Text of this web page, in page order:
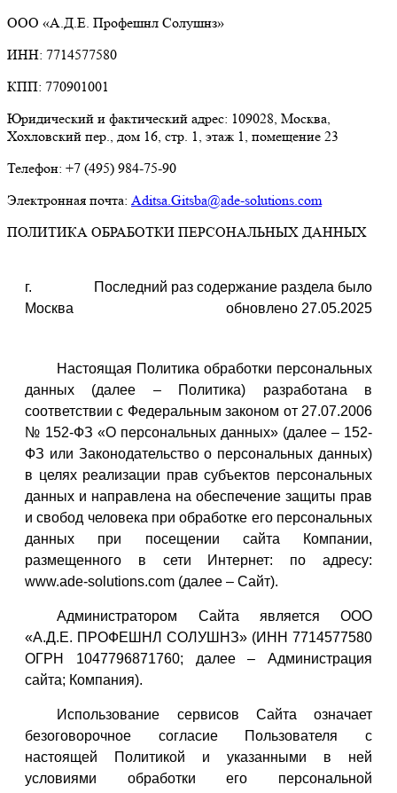
ООО «А.Д.Е. Профешнл Солушнз»
ИНН: 7714577580
КПП: 770901001
Юридический и фактический адрес: 109028, Москва,
Хохловский пер., дом 16, стр. 1, этаж 1, помещение 23
Телефон: +7 (495) 984-75-90
Электронная почта: Aditsa.Gitsba@ade-solutions.com
ПОЛИТИКА ОБРАБОТКИ ПЕРСОНАЛЬНЫХ ДАННЫХ
г.
Москва
Последний раз содержание раздела было
обновлено 27.05.2025
Настоящая Политика обработки персональных
данных (далее – Политика) разработана в
соответствии с Федеральным законом от 27.07.2006
№ 152-ФЗ «О персональных данных» (далее – 152-
ФЗ или Законодательство о персональных данных)
в целях реализации прав субъектов персональных
данных и направлена на обеспечение защиты прав
и свобод человека при обработке его персональных
данных при посещении сайта Компании,
размещенного в сети Интернет: по адресу:
www.ade-solutions.com (далее – Сайт).
Администратором Сайта является ООО
«А.Д.Е. ПРОФЕШНЛ СОЛУШНЗ» (ИНН 7714577580
ОГРН 1047796871760; далее – Администрация
сайта; Компания).
Использование сервисов Сайта означает
безоговорочное согласие Пользователя с
настоящей Политикой и указанными в ней
условиями обработки его персональной